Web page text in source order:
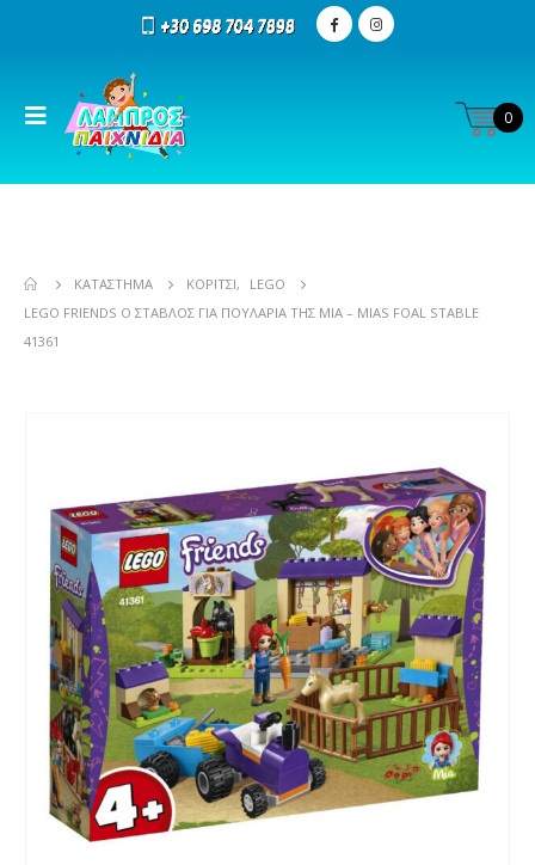
0
ΚΑΤΆΣΤΗΜΑ ΚΟΡΊΤΣΙ,
LEGO
LEGO FRIENDS Ο ΣΤΆΒΛΟΣ ΓΙΑ ΠΟΥΛΆΡΙΑ ΤΗΣ ΜΊΑ – MIAS FOAL STABLE
41361